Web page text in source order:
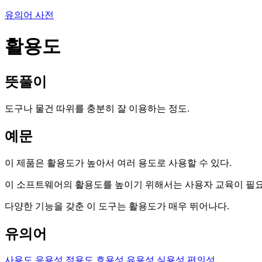
유의어 사전
활용도
뜻풀이
도구나 물건 따위를 충분히 잘 이용하는 정도.
예문
이 제품은 활용도가 높아서 여러 용도로 사용할 수 있다.
이 소프트웨어의 활용도를 높이기 위해서는 사용자 교육이 필
다양한 기능을 갖춘 이 도구는 활용도가 매우 뛰어나다.
유의어